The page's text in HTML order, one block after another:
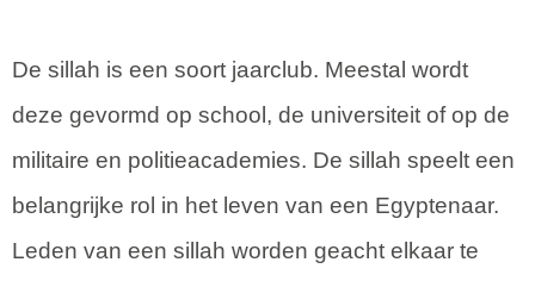
De sillah is een soort jaarclub. Meestal wordt
deze gevormd op school, de universiteit of op de
militaire en politieacademies. De sillah speelt een
belangrijke rol in het leven van een Egyptenaar.
Leden van een sillah worden geacht elkaar te